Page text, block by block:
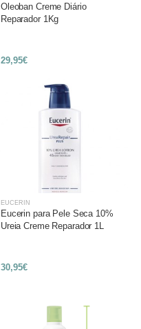
Oleoban Creme Diário
Reparador 1Kg
29,95€
EUCERIN
Eucerin para Pele Seca 10%
Ureia Creme Reparador 1L
30,95€